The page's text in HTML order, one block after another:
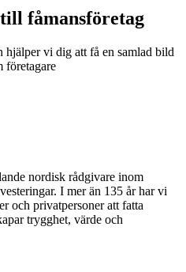
fåmansföretag
hjälper vi dig att få en samlad bild
företagare
nordisk rådgivare inom
I mer än 135 år har vi
och privatpersoner att fatta
trygghet, värde och